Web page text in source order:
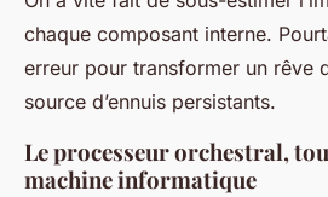
chaque composant interne.
erreur pour transformer un rêve
source d’ennuis persistants.
Le processeur orchestral,
machine informatique